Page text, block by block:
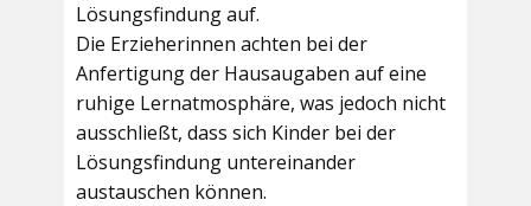
Lösungsfindung auf.
Die Erzieherinnen achten bei der
Anfertigung der Hausaugaben auf eine
ruhige Lernatmosphäre, was jedoch nicht
ausschließt, dass sich Kinder bei der
Lösungsfindung untereinander
austauschen können.